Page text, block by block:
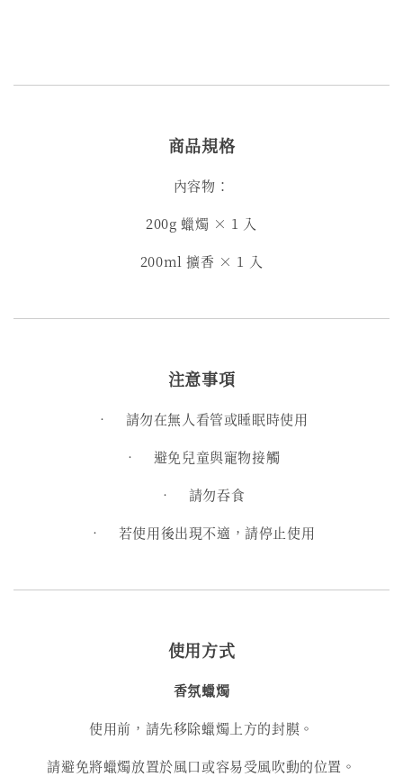
商品規格
內容物：
200g 蠟燭 × 1 入
200ml 擴香 × 1 入
注意事項
•
請勿在無人看管或睡眠時使用
•
避免兒童與寵物接觸
•
請勿吞食
•
若使用後出現不適，請停止使用
使用方式
香氛蠟燭
使用前，請先移除蠟燭上方的封膜。
請避免將蠟燭放置於風口或容易受風吹動的位置。